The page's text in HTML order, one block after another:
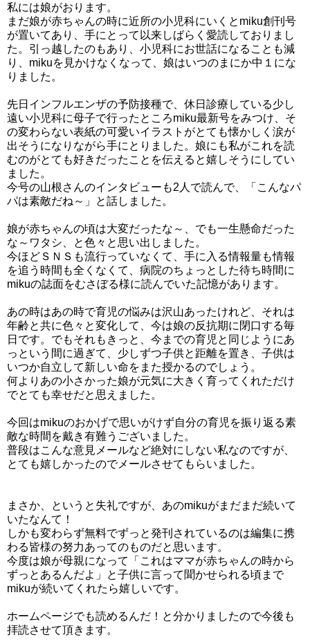
私には娘がおります。
まだ娘が赤ちゃんの時に近所の小児科にいくとmiku創刊号
が置いてあり、手にとって以来しばらく愛読しておりまし
た。引っ越したのもあり、小児科にお世話になることも減
り、mikuを見かけなくなって、娘はいつのまにか中１にな
りました。
先日インフルエンザの予防接種で、休日診療している少し
遠い小児科に母子で行ったところmiku最新号をみつけ、そ
の変わらない表紙の可愛いイラストがとても懐かしく涙が
出そうになりながら手にとりました。娘にも私がこれを読
むのがとても好きだったことを伝えると嬉しそうにしてい
ました。
今号の山根さんのインタビューも2人で読んで、「こんなパ
パは素敵だね～」と話しました。
娘が赤ちゃんの頃は大変だったな～、でも一生懸命だった
な～ワタシ、と色々と思い出しました。
今ほどＳＮＳも流行っていなくて、手に入る情報量も情報
を追う時間も全くなくて、病院のちょっとした待ち時間に
mikuの誌面をむさぼる様に読んでいた記憶があります。
あの時はあの時で育児の悩みは沢山あったけれど、それは
年齢と共に色々と変化して、今は娘の反抗期に閉口する毎
日です。でもそれもきっと、今までの育児と同じようにあ
っという間に過ぎて、少しずつ子供と距離を置き、子供は
いつか自立して新しい命をまた授かるのでしょう。
何よりあの小さかった娘が元気に大きく育ってくれただけ
でとても幸せだと思えました。
今回はmikuのおかげで思いがけず自分の育児を振り返る素
敵な時間を戴き有難うございました。
普段はこんな意見メールなど絶対にしない私なのですが、
とても嬉しかったのでメールさせてもらいました。
まさか、というと失礼ですが、あのmikuがまだまだ続いて
いたなんて！
しかも変わらず無料でずっと発刊されているのは編集に携
わる皆様の努力あってのものだと思います。
今度は娘が母親になって「これはママが赤ちゃんの時から
ずっとあるんだよ」と子供に言って聞かせられる頃まで
mikuが続いてくれたら嬉しいです。
ホームページでも読めるんだ！と分かりましたので今後も
拝読させて頂きます。